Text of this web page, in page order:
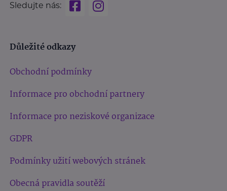
Sledujte nás:
Důležité odkazy
Obchodní podmínky
Informace pro obchodní partnery
Informace pro neziskové organizace
GDPR
Podmínky užití webových stránek
Obecná pravidla soutěží